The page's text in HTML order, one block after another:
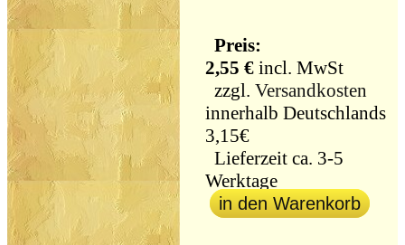
Preis:
2,55 € incl. MwSt
zzgl.Versandkosten
innerhalb Deutschlands
3,15€
Lieferzeit ca. 3-5
Werktage
in den Warenkorb